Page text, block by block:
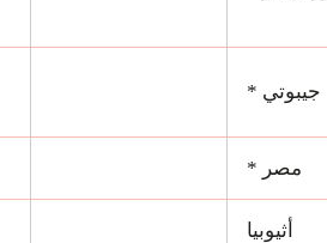
جيبوتي *
مصر *
أثيوبيا